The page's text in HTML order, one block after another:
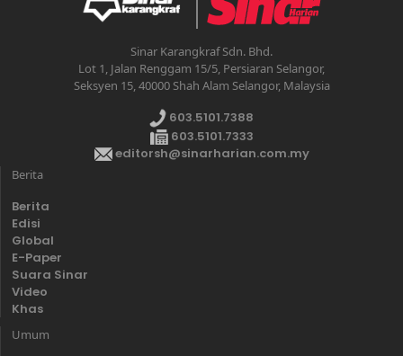
Sinar Karangkraf Sdn. Bhd.
Lot 1, Jalan Renggam 15/5, Persiaran Selangor,
Seksyen 15, 40000 Shah Alam Selangor, Malaysia
603.5101.7388
603.5101.7333
editorsh@sinarharian.com.my
Berita
Berita
Edisi
Global
E-Paper
Suara Sinar
Video
Khas
Umum